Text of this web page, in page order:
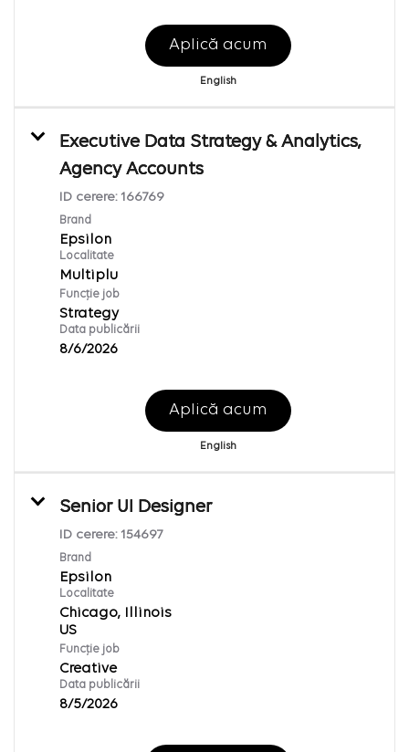
Aplică acum
English
Executive Data Strategy & Analytics,
Agency Accounts
ID cerere: 166769
Brand
Epsilon
Localitate
Multiplu
Funcție job
Strategy
Data publicării
8/6/2026
Aplică acum
English
Senior UI Designer
ID cerere: 154697
Brand
Epsilon
Localitate
Chicago, Illinois
Funcție job
Creative
Data publicării
8/5/2026